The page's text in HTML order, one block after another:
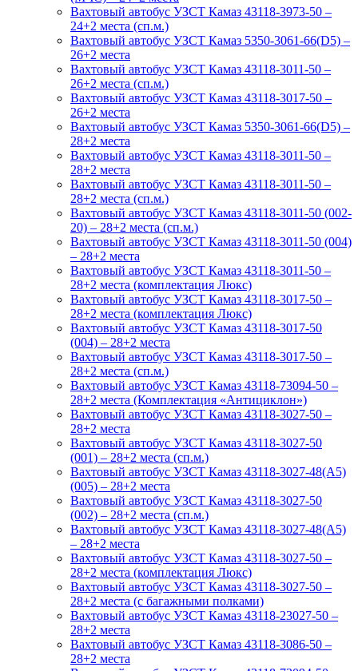
Вахтовый автобус УЗСТ Камаз 43118-3973-50 –
24+2 места (сп.м.)
Вахтовый автобус УЗСТ Камаз 5350-3061-66(D5) –
26+2 места
Вахтовый автобус УЗСТ Камаз 43118-3011-50 –
26+2 места (сп.м.)
Вахтовый автобус УЗСТ Камаз 43118-3017-50 –
26+2 места
Вахтовый автобус УЗСТ Камаз 5350-3061-66(D5) –
28+2 места
Вахтовый автобус УЗСТ Камаз 43118-3011-50 –
28+2 места
Вахтовый автобус УЗСТ Камаз 43118-3011-50 –
28+2 места (сп.м.)
Вахтовый автобус УЗСТ Камаз 43118-3011-50 (002-
20) – 28+2 места (сп.м.)
Вахтовый автобус УЗСТ Камаз 43118-3011-50 (004)
– 28+2 места
Вахтовый автобус УЗСТ Камаз 43118-3011-50 –
28+2 места (комплектация Люкс)
Вахтовый автобус УЗСТ Камаз 43118-3017-50 –
28+2 места (комплектация Люкс)
Вахтовый автобус УЗСТ Камаз 43118-3017-50
(004) – 28+2 места
Вахтовый автобус УЗСТ Камаз 43118-3017-50 –
28+2 места (сп.м.)
Вахтовый автобус УЗСТ Камаз 43118-73094-50 –
28+2 места (Комплектация «Антициклон»)
Вахтовый автобус УЗСТ Камаз 43118-3027-50 –
28+2 места
Вахтовый автобус УЗСТ Камаз 43118-3027-50
(001) – 28+2 места (сп.м.)
Вахтовый автобус УЗСТ Камаз 43118-3027-48(A5)
(005) – 28+2 места
Вахтовый автобус УЗСТ Камаз 43118-3027-50
(002) – 28+2 места (сп.м.)
Вахтовый автобус УЗСТ Камаз 43118-3027-48(А5)
– 28+2 места
Вахтовый автобус УЗСТ Камаз 43118-3027-50 –
28+2 места (комплектация Люкс)
Вахтовый автобус УЗСТ Камаз 43118-3027-50 –
28+2 места (с багажными полками)
Вахтовый автобус УЗСТ Камаз 43118-23027-50 –
28+2 места
Вахтовый автобус УЗСТ Камаз 43118-3086-50 –
28+2 места